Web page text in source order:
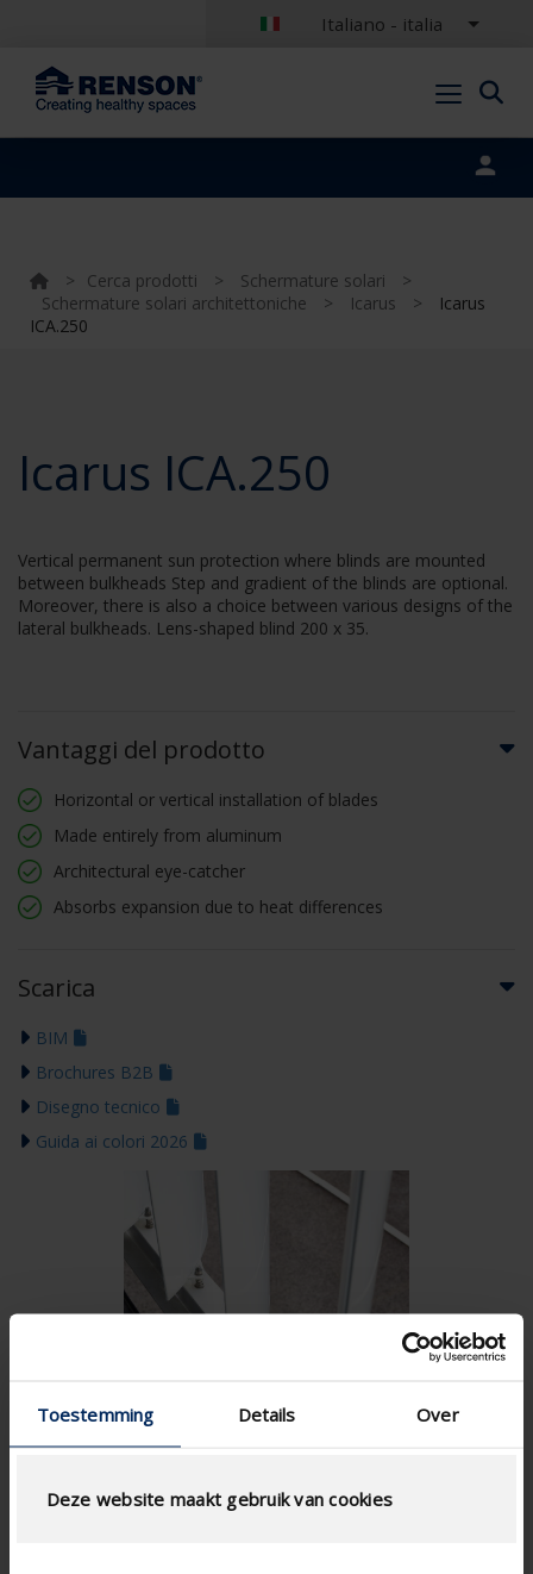
Toestemming Details Over
Deze website maakt gebruik van cookies
Italiano - italia
> Cerca prodotti > Schermature solari
>
Schermature solari architettoniche
> Icarus >
Icarus
ICA.250
Icarus ICA.250
Vertical permanent sun protection where blinds are mounted
between bulkheads Step and gradient of the blinds are optional.
Moreover, there is also a choice between various designs of the
lateral bulkheads. Lens-shaped blind 200 x 35.
Vantaggi del prodotto
Horizontal or vertical installation of blades
Made entirely from aluminum
Architectural eye-catcher
Absorbs expansion due to heat differences
Scarica
BIM
Brochures B2B
Disegno tecnico
Guida ai colori 2026